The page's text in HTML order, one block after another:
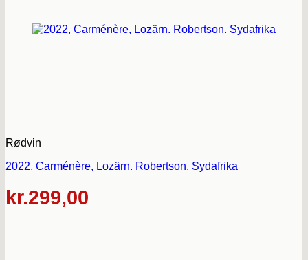
Rødvin
2022, Carménère, Lozärn. Robertson. Sydafrika
kr.299,00